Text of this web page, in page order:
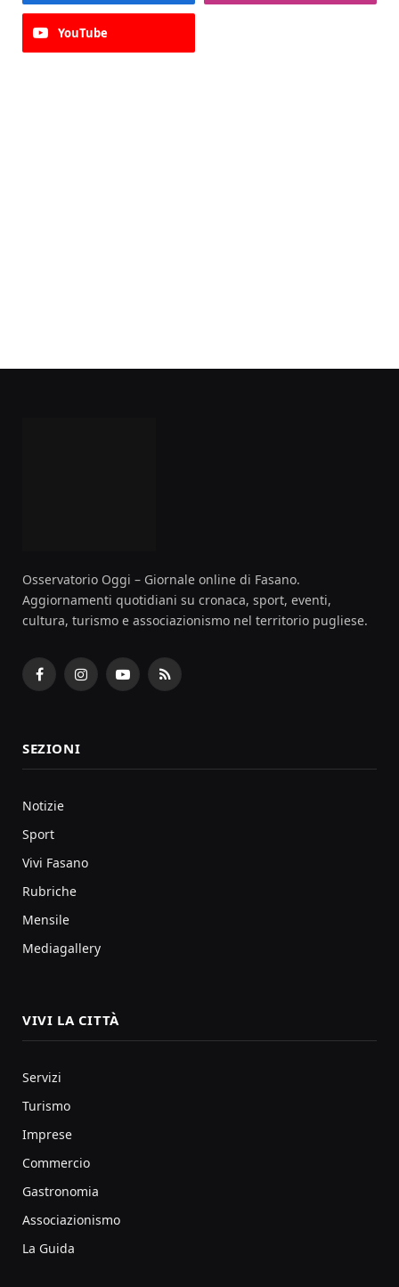
YouTube
Osservatorio Oggi – Giornale online di Fasano.
Aggiornamenti quotidiani su cronaca, sport, eventi,
cultura, turismo e associazionismo nel territorio pugliese.
FacebookInstagramYouTubeRSS
SEZIONI
Notizie
Sport
Vivi Fasano
Rubriche
Mensile
Mediagallery
VIVI LA CITTÀ
Servizi
Turismo
Imprese
Commercio
Gastronomia
Associazionismo
La Guida